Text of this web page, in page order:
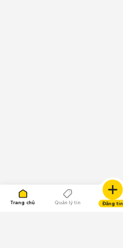
Trang chủ Quản lý tin Đăng tin